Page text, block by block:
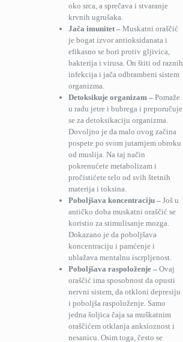
oko srca, a sprečava i stvaranje
krvnih ugrušaka.
Jača imunitet – Muskatni oraščić
je bogat izvor antioksidanata i
efikasno se bori protiv gljivica,
bakterija i virusa. On štiti od raznih
infekcija i jača odbrambeni sistem
organizma.
Detoksikuje organizam – Pomaže
u radu jetre i bubrega i preporučuje
se za detoksikaciju organizma.
Dovoljno je da malo ovog začina
pospete po svom jutarnjem obroku
od muslija. Na taj način
pokrenućete metabolizam i
pročistićete telo od svih štetnih
materija i toksina.
Poboljšava koncentraciju – Još u
antičko doba muskatni oraščić se
koristio za stimulisanje mozga.
Dokazano je da poboljšava
koncentraciju i pamćenje i
ublažava mentalnu iscrpljenost.
Poboljšava raspoloženje – Ovaj
oraščić ima sposobnost da opusti
nervni sistem, da otkloni depresiju
i poboljša raspoloženje. Samo
jedna šoljica čaja sa muškatnim
oraščićem otklanja anksioznost i
nesanicu. Osim toga, često se